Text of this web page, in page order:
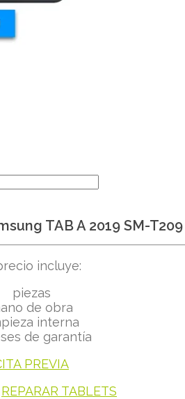
TAB A 2019 SM-T209
incluye:
piezas
de obra
interna
de garantía
PREVIA
REPARAR TABLETS